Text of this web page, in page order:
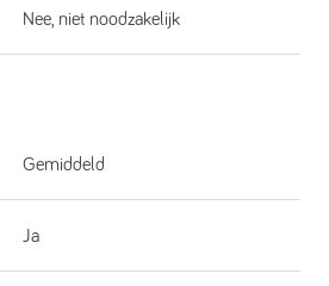
Nee, niet noodzakelijk
Gemiddeld
Ja